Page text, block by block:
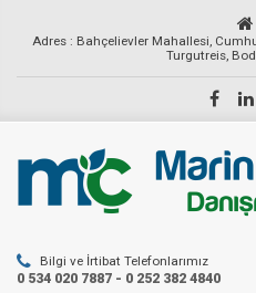
Adres : Bahçelievler Mahallesi,
Turgutreis,
Bilgi ve İrtibat Telefonlarımız
0 534 020 7887 - 0 252 382 4840